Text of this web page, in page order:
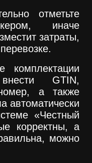
отметьте
иначе
затраты,
комплектации
GTIN,
а также
автоматически
«Честный
корректны, а
можно